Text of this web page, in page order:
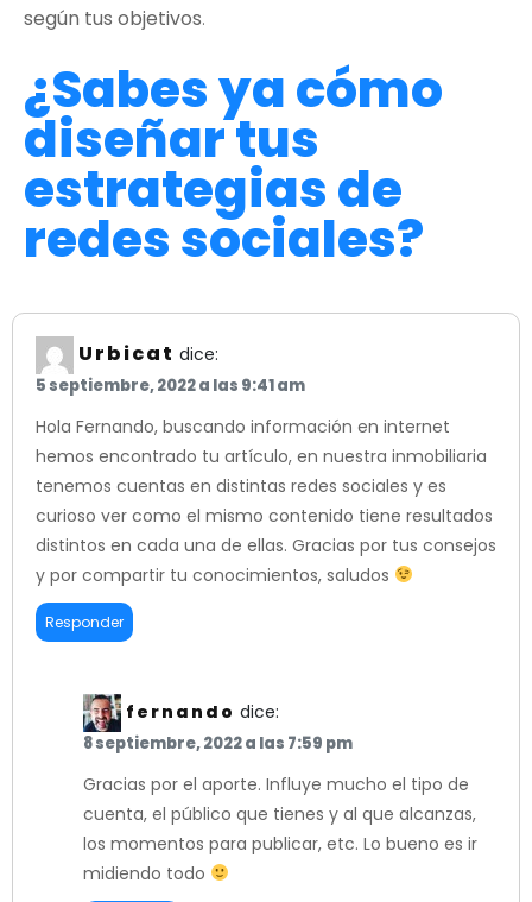
según tus objetivos.
¿Sabes ya cómo
diseñar tus
estrategias de
redes sociales?
Urbicat dice:
5 septiembre, 2022 a las 9:41 am
Hola Fernando, buscando información en internet
hemos encontrado tu artículo, en nuestra inmobiliaria
tenemos cuentas en distintas redes sociales y es
curioso ver como el mismo contenido tiene resultados
distintos en cada una de ellas. Gracias por tus consejos
y por compartir tu conocimientos, saludos
Responder
fernando dice:
8 septiembre, 2022 a las 7:59 pm
Gracias por el aporte. Influye mucho el tipo de
cuenta, el público que tienes y al que alcanzas,
los momentos para publicar, etc. Lo bueno es ir
midiendo todo